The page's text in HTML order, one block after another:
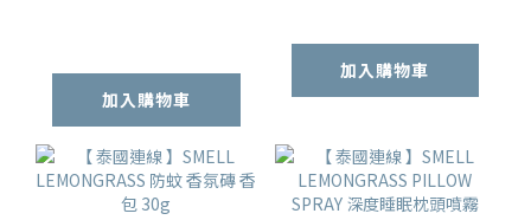
加入購物車
加入購物車